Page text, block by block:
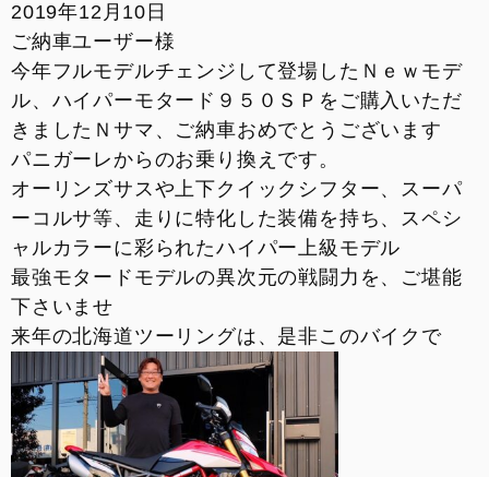
試乗車
販売情報
お支払いシミュレーション
コンフィギュレーター
お問い合わせ
2019年12月10日
ご納車ユーザー様
今年フルモデルチェンジして登場したＮｅｗモデ
ル、ハイパーモタード９５０ＳＰをご購入いただ
きましたＮサマ、ご納車おめでとうございます
パニガーレからのお乗り換えです。
オーリンズサスや上下クイックシフター、スーパ
ーコルサ等、走りに特化した装備を持ち、スペシ
ャルカラーに彩られたハイパー上級モデル
最強モタードモデルの異次元の戦闘力を、ご堪能
下さいませ
来年の北海道ツーリングは、是非このバイクで